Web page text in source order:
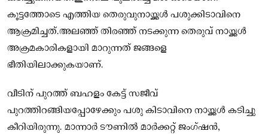
കൂട്ടത്തോടെ എത്തിയ തെരുവുനായ്ക്കള്‍ പശുക്കിടാവിനെ
ആക്രമിച്ചത്.അലഞ്ഞ് തിരഞ്ഞ് നടക്കുന്ന തെരുവ് നായ്ക്കള്‍
അക്രമകാരികളായി മാറുന്നത് ജങ്ങളെ
ഭീതിയിലാക്കുകയാണ്.
വീടിന് പുറത്ത് ബഹളം കേട്ട് സജീവ്
പുറത്തിറങ്ങിയപ്പോഴേക്കും പശു കിടാവിനെ നായ്ക്കള്‍ കടിച്ചു
കീറിയിരുന്നു. മാന്നാർ ടൗണില്‍ മാർക്കറ്റ് ജംഗ്ഷൻ,